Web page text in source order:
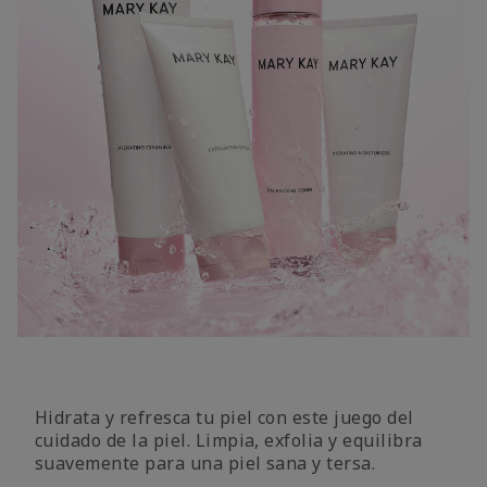
Hidrata y refresca tu piel con este juego del
cuidado de la piel. Limpia, exfolia y equilibra
suavemente para una piel sana y tersa.